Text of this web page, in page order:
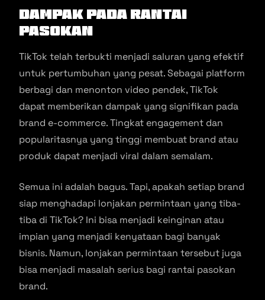
Dampak pada Rantai
Pasokan
TikTok telah terbukti menjadi saluran yang efektif
untuk pertumbuhan yang pesat. Sebagai platform
berbagi dan menonton video pendek, TikTok
dapat memberikan dampak yang signifikan pada
brand e-commerce. Tingkat engagement dan
popularitasnya yang tinggi membuat brand atau
produk dapat menjadi viral dalam semalam.
Semua ini adalah bagus. Tapi, apakah setiap brand
siap menghadapi lonjakan permintaan yang tiba-
tiba di TikTok? Ini bisa menjadi keinginan atau
impian yang menjadi kenyataan bagi banyak
bisnis. Namun, lonjakan permintaan tersebut juga
bisa menjadi masalah serius bagi rantai pasokan
brand.